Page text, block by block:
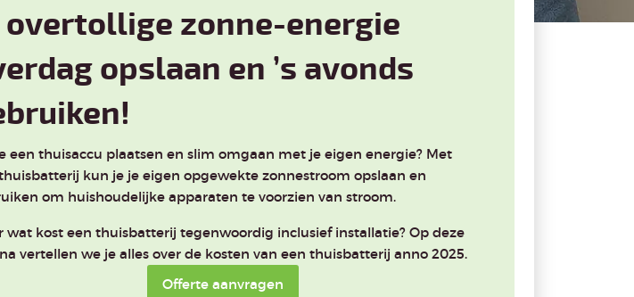
overtollige zonne-energie
opslaan en ’s avonds
een thuisaccu plaatsen en slim omgaan met je eigen energie? Met
kun je je eigen opgewekte zonnestroom opslaan en
om huishoudelijke apparaten te voorzien van stroom.
wat kost een thuisbatterij tegenwoordig inclusief installatie? Op deze
vertellen we je alles over de kosten van een thuisbatterij anno 2025.
Offerte aanvragen